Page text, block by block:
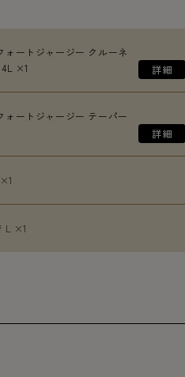
ォートジャージー クルーネ
×1
ォートジャージー テーパー
L ×1